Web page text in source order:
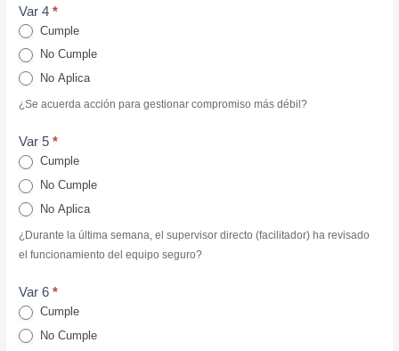
Var 4*
Cumple
No Cumple
No Aplica
¿Se acuerda acción para gestionar compromiso más débil?
Var 5*
Cumple
No Cumple
No Aplica
¿Durante la última semana, el supervisor directo (facilitador) ha revisado
el funcionamiento del equipo seguro?
Var 6*
Cumple
No Cumple